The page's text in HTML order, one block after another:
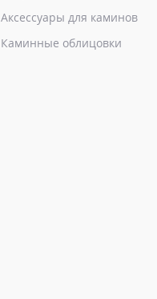
Аксессуары для каминов
Каминные облицовки